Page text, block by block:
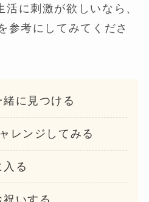
に刺激が欲しいなら、
参考にしてみてくださ
に見つける
レンジしてみる
る
いする